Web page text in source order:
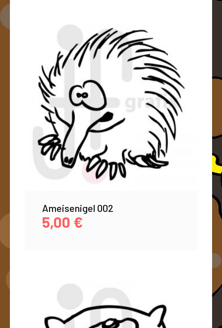
Ameisenigel 002
5,00 €